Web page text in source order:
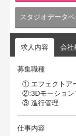
スタジオデータベ
求人内容 会社
募集職種
①:エフェクトア
②:3Dモーション
③:進行管理
仕事内容